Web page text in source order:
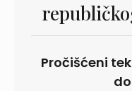
Pročišćeni